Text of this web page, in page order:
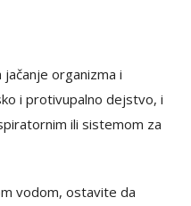
organizma i
i protivupalno dejstvo, i
ili sistemom za
vodom, ostavite da